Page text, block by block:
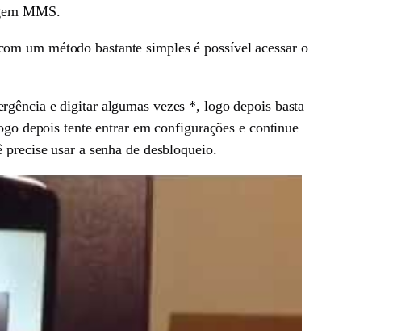
MMS.
um método bastante simples é possível acessar o
e digitar algumas vezes *, logo depois basta
depois tente entrar em configurações e continue
usar a senha de desbloqueio.